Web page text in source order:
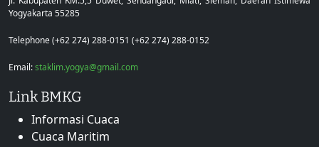
Yogyakarta 55285
Telephone (+62 274) 288-0151 (+62 274) 288-0152
Email:staklim.yogya@gmail.com
Link BMKG
Informasi Cuaca
Cuaca Maritim